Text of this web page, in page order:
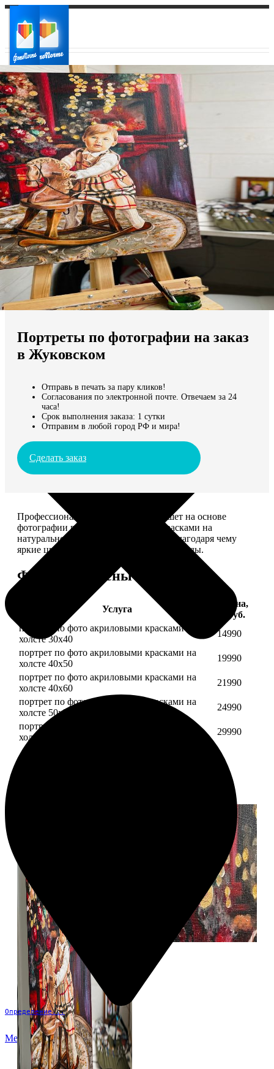
Ваш город:
Ваш регион доставки
Выберите из списка:
Мы доставляем по всему миру
Продолжить без города
Определение...
Меню
Портреты по фотографии на заказ
в Жуковском
Отправь в печать за пару кликов!
Согласования по электронной почте. Отвечаем за 24
часа!
Срок выполнения заказа: 1 сутки
Отправим в любой город РФ и мира!
Сделать заказ
Профессиональный художник напишет на основе
фотографии портрет акриловыми красками на
натуральном холсте. Покроет лаком, благодаря чему
яркие цвета будут радовать вас долгие годы.
Форматы и цены
Услуга
Цена,
руб.
портрет по фото акриловыми красками на
холсте 30х40
14990
портрет по фото акриловыми красками на
холсте 40х50
19990
портрет по фото акриловыми красками на
холсте 40х60
21990
портрет по фото акриловыми красками на
холсте 50х70
24990
портрет по фото акриловыми красками на
холсте 60х70
29990